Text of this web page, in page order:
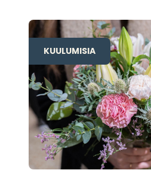
KUULUMISIA